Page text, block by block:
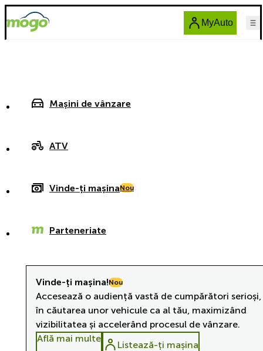
MyAuto
Mașini de vânzare
ATV
Vinde-ți mașinaNou
Parteneriate
Vinde-ți mașina!Nou
Accesează o audiență vastă de cumpărători
în căutarea unor vehicule ca al tău, maximizând
vizibilitatea și accelerând procesul de vânzare.
Află mai multe
Listează-ți mașina